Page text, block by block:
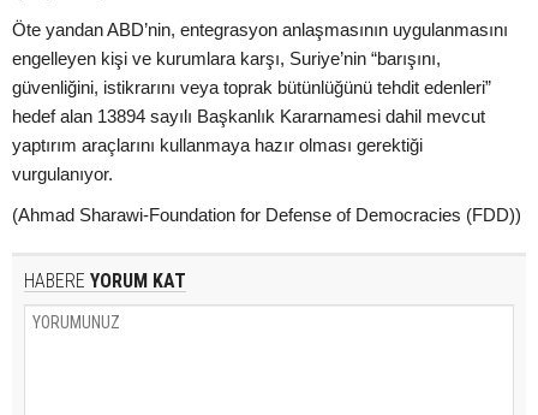
Öte yandan ABD’nin, entegrasyon anlaşmasının uygulanmasını
engelleyen kişi ve kurumlara karşı, Suriye’nin “barışını,
güvenliğini, istikrarını veya toprak bütünlüğünü tehdit edenleri”
hedef alan 13894 sayılı Başkanlık Kararnamesi dahil mevcut
yaptırım araçlarını kullanmaya hazır olması gerektiği
vurgulanıyor.
(Ahmad Sharawi-Foundation for Defense of Democracies (FDD))
HABERE YORUM KAT